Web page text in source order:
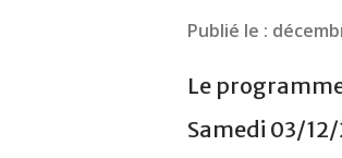
Publié le :
Le
Samedi 03/12/